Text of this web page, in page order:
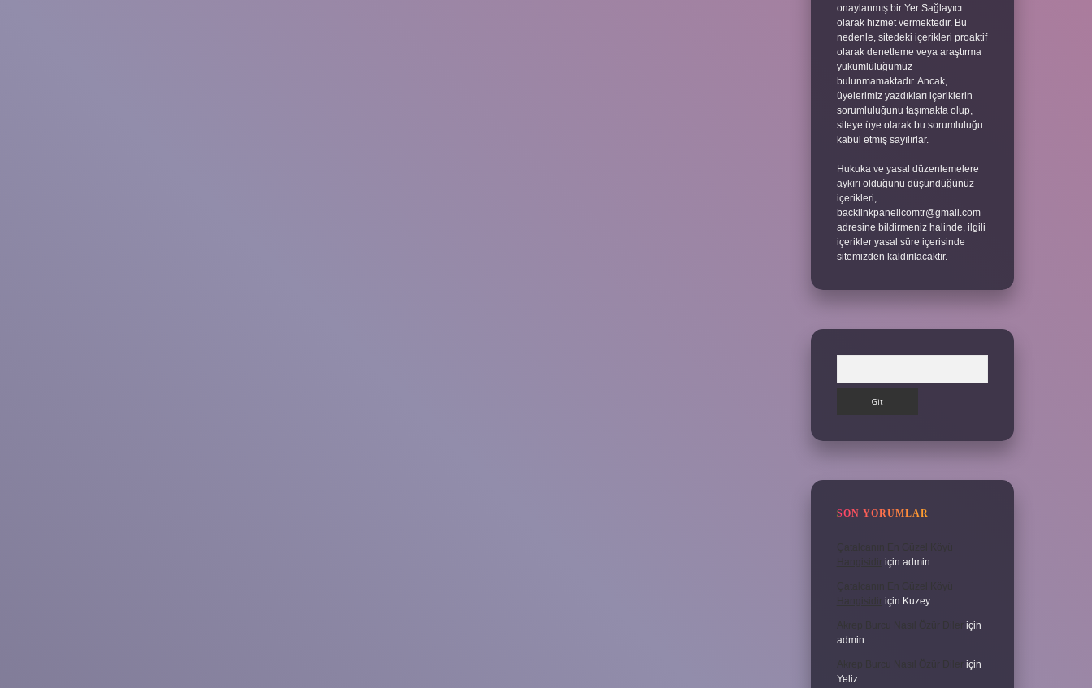
onaylanmış bir Yer Sağlayıcı
olarak hizmet vermektedir. Bu
nedenle, sitedeki içerikleri proaktif
olarak denetleme veya araştırma
yükümlülüğümüz
bulunmamaktadır. Ancak,
üyelerimiz yazdıkları içeriklerin
sorumluluğunu taşımakta olup,
siteye üye olarak bu sorumluluğu
kabul etmiş sayılırlar.
Hukuka ve yasal düzenlemelere
aykırı olduğunu düşündüğünüz
içerikleri,
backlinkpanelicomtr@gmail.com
adresine bildirmeniz halinde, ilgili
içerikler yasal süre içerisinde
sitemizden kaldırılacaktır.
SON YORUMLAR
Çatalcanın En Güzel Köyü
Hangisidir için admin
Çatalcanın En Güzel Köyü
Hangisidir için Kuzey
Akrep Burcu Nasıl Özür Diler için
admin
Akrep Burcu Nasıl Özür Diler için
Yeliz